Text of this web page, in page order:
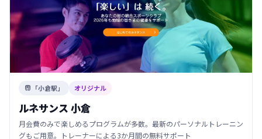
 「小倉駅」 オリジナル
ルネサンス 小倉
月会費のみで楽しめるプログラムが多数。最新のパーソナルトレーニン
グもご用意。トレーナーによる3か月間の無料サポート